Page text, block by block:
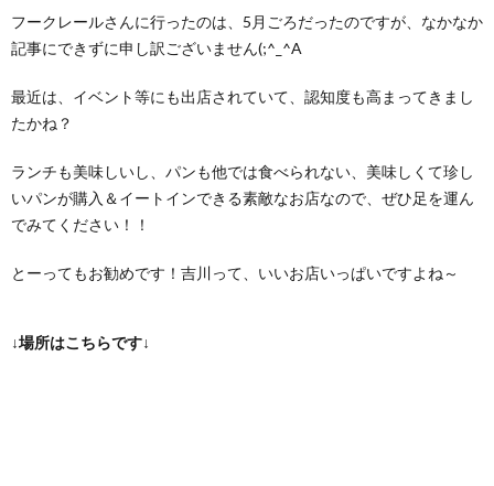
フークレールさんに行ったのは、5月ごろだったのですが、なかなか
記事にできずに申し訳ございません(;^_^A
最近は、イベント等にも出店されていて、認知度も高まってきまし
たかね？
ランチも美味しいし、パンも他では食べられない、美味しくて珍し
いパンが購入＆イートインできる素敵なお店なので、ぜひ足を運ん
でみてください！！
とーってもお勧めです！吉川って、いいお店いっぱいですよね～
↓場所はこちらです↓